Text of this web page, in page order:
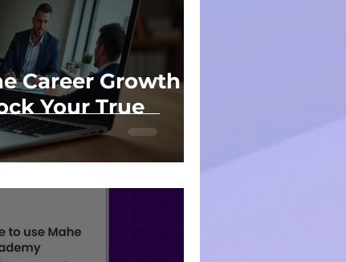
Career Growth
Your True